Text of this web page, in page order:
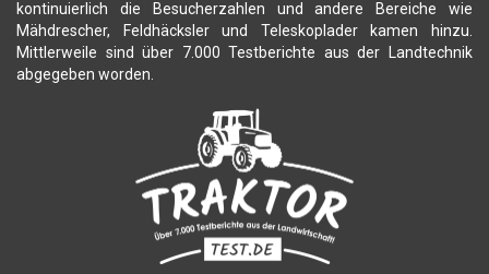
kontinuierlich die Besucherzahlen und andere Bereiche wie
Mähdrescher, Feldhäcksler und Teleskoplader kamen hinzu.
Mittlerweile sind über 7.000 Testberichte aus der Landtechnik
abgegeben worden.